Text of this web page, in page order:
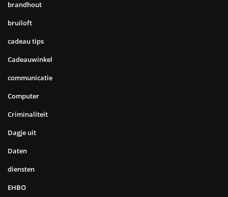
brandhout
bruiloft
cadeau tips
Cadeauwinkel
communicatie
Computer
Criminaliteit
Dagje uit
Daten
diensten
EHBO